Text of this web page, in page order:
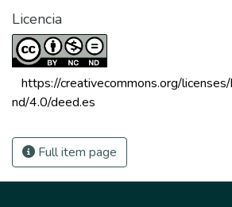
Licencia
https://creativecommons.org/
nd/4.0/deed.es
Full item page